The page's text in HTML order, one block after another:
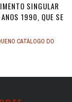
SINGULAR
1990, QUE SE
CATÁLOGO DO